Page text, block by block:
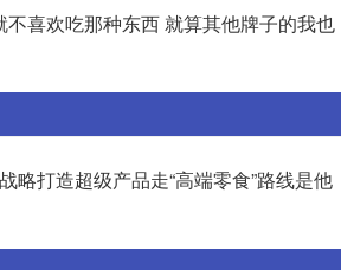
喜欢吃那种东西 就算其他牌子的我也
打造超级产品走“高端零食”路线是他